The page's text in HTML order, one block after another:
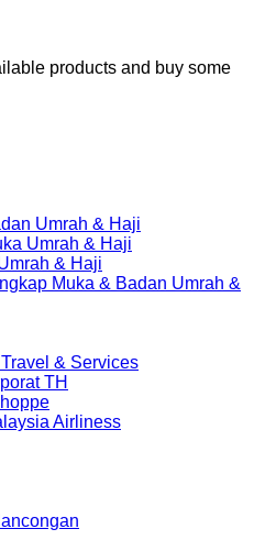
products and buy some
Umrah & Haji
Umrah & Haji
& Haji
Muka & Badan Umrah &
& Services
TH
Airliness